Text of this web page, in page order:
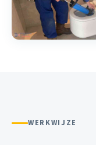
WERKWIJZE